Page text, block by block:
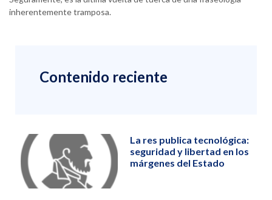
inherentemente tramposa.
Contenido reciente
La res publica tecnológica:
seguridad y libertad en los
márgenes del Estado